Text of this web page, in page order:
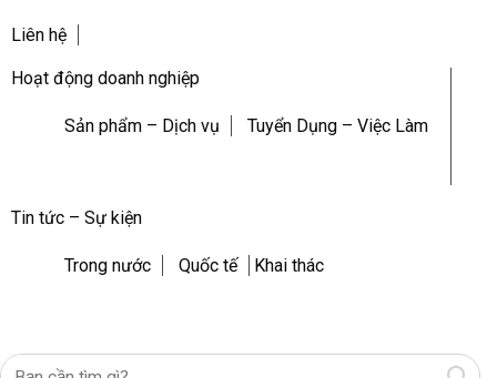
Liên hệ
Hoạt động doanh nghiệp
Sản phẩm – Dịch vụ Tuyển Dụng – Việc Làm
Tin tức – Sự kiện
Trong nước Quốc tế Khai thác